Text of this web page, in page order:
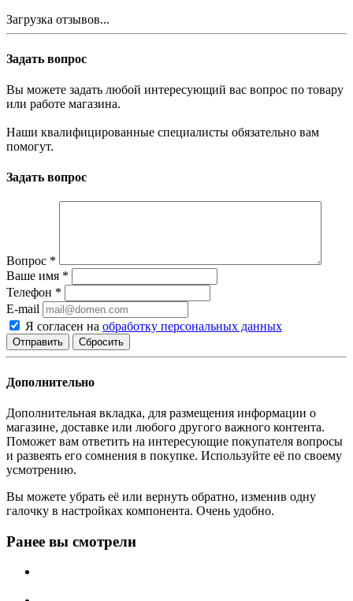
Загрузка отзывов...
Задать вопрос
Вы можете задать любой интересующий вас вопрос по товару
или работе магазина.
Наши квалифицированные специалисты обязательно вам
помогут.
Задать вопрос
Вопрос *
Ваше имя *
Телефон *
E-mail
Я согласен на обработку персональных данных
Сбросить
Дополнительно
Дополнительная вкладка, для размещения информации о
магазине, доставке или любого другого важного контента.
Поможет вам ответить на интересующие покупателя вопросы
и развеять его сомнения в покупке. Используйте её по своему
усмотрению.
Вы можете убрать её или вернуть обратно, изменив одну
галочку в настройках компонента. Очень удобно.
Ранее вы смотрели